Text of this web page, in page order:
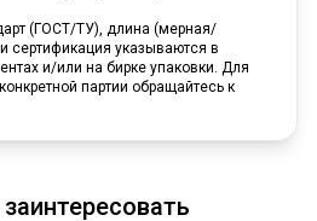
(ГОСТ/ТУ), длина (мерная/
сертификация указываются в
и/или на бирке упаковки. Для
партии обращайтесь к